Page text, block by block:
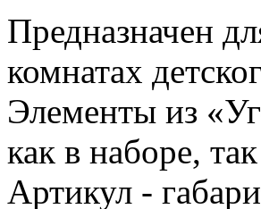
Предназначен
комнатах
Элементы из
как в наборе,
Артикул -